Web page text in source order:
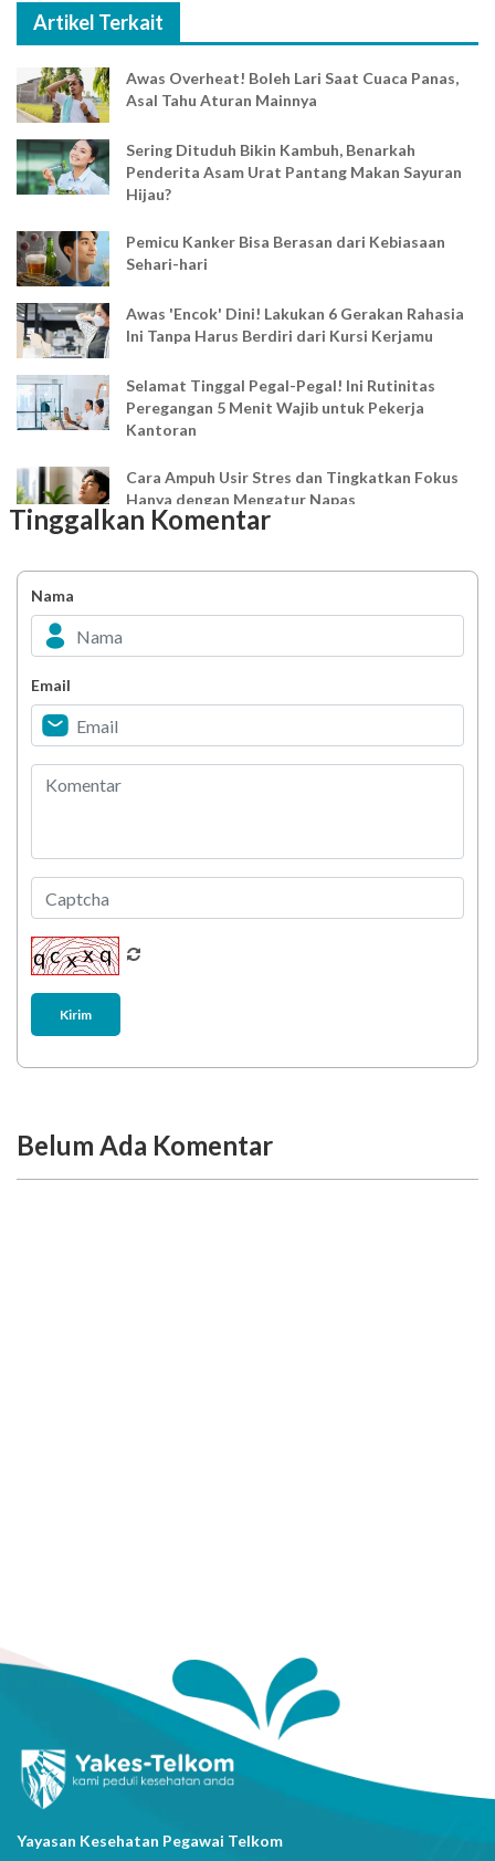
Artikel Terkait
Awas Overheat! Boleh Lari Saat Cuaca Panas,
Asal Tahu Aturan Mainnya
Sering Dituduh Bikin Kambuh, Benarkah
Penderita Asam Urat Pantang Makan Sayuran
Hijau?
Pemicu Kanker Bisa Berasan dari Kebiasaan
Sehari-hari
Awas 'Encok' Dini! Lakukan 6 Gerakan Rahasia
Ini Tanpa Harus Berdiri dari Kursi Kerjamu
Selamat Tinggal Pegal-Pegal! Ini Rutinitas
Peregangan 5 Menit Wajib untuk Pekerja
Kantoran
Cara Ampuh Usir Stres dan Tingkatkan Fokus
Hanya dengan Mengatur Napas
Bahagia dalam Tubuh
Minuman Manis, Teman atau Ancaman?
Berani Selesaikan Challenge 6.000 Langkah?
Tinggalkan Komentar
Nama
Email
Kirim
Belum Ada Komentar
Yayasan Kesehatan Pegawai Telkom